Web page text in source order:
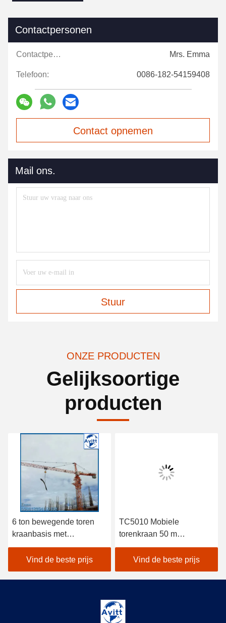
Contactpersonen
Contactpersonen: Mrs. Emma
Telefoon: 0086-182-54159408
Contact opnemen
Mail ons.
Stuur
ONZE PRODUCTEN
Gelijksoortige
producten
6 ton bewegende toren
kraanbasis met
ballastbasis
Vind de beste prijs
TC5010 Mobiele
torenkraan 50 m
Werkboom en
spoorwegvervoersbasistype
Vind de beste prijs